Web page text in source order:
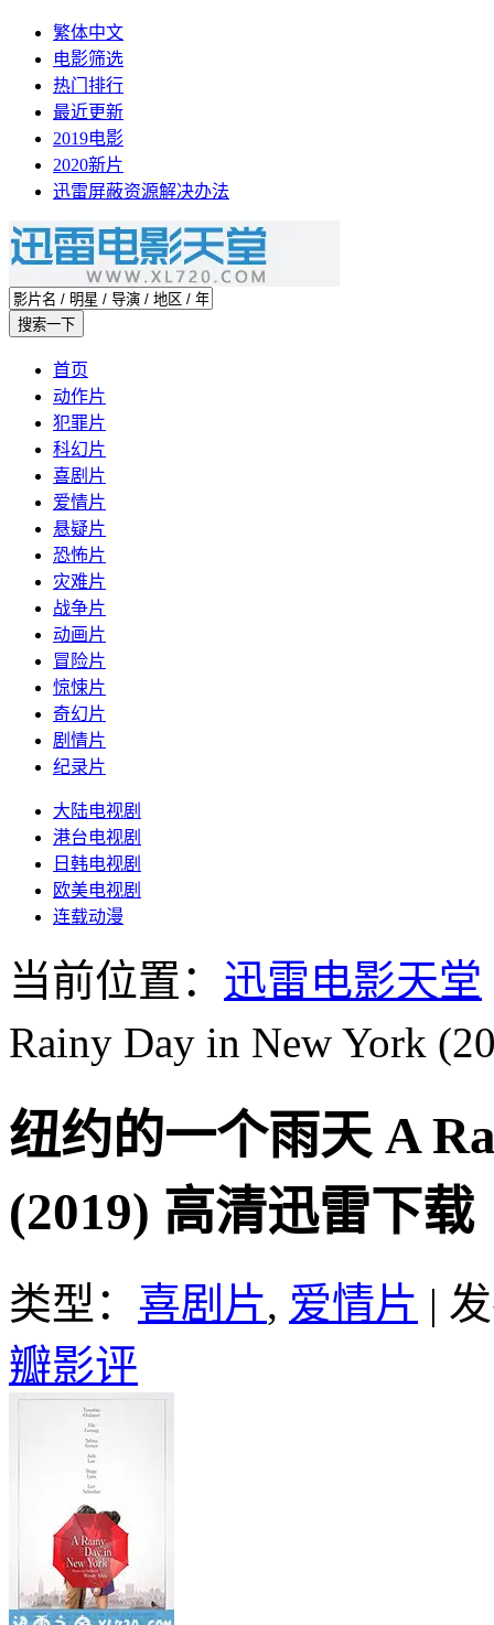
繁体中文
电影筛选
热门排行
最近更新
2019电影
2020新片
迅雷屏蔽资源解决办法
首页
动作片
犯罪片
科幻片
喜剧片
爱情片
悬疑片
恐怖片
灾难片
战争片
动画片
冒险片
惊悚片
奇幻片
剧情片
纪录片
大陆电视剧
港台电视剧
日韩电视剧
欧美电视剧
连载动漫
当前位置： 迅雷电影天堂
Rainy Day in New York
纽约的一个雨天 A
(2019) 高清迅雷下载
类型： 喜剧片, 爱情片 |
瓣影评